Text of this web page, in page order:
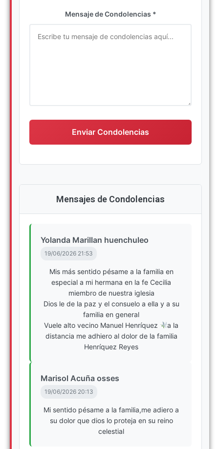
Mensaje de Condolencias *
Enviar Condolencias
Mensajes de Condolencias
Yolanda Marillan huenchuleo
19/06/2026 21:53
Mis más sentido pésame a la familia en
especial a mi hermana en la fe Cecilia
miembro de nuestra iglesia
Dios le de la paz y el consuelo a ella y a su
familia en general
Vuele alto vecino Manuel Henríquez
a la
distancia me adhiero al dolor de la familia
Henríquez Reyes
Marisol Acuña osses
19/06/2026 20:13
Mi sentido pésame a la familia,me adiero a
su dolor que dios lo proteja en su reino
celestial